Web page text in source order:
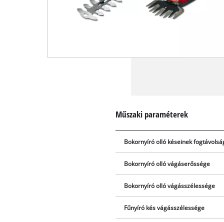
Műszaki paraméterek
Bokornyíró olló késeinek
Bokornyíró olló vágáserőssége
Bokornyíró olló vágásszélessége
Fűnyíró kés vágásszélessége